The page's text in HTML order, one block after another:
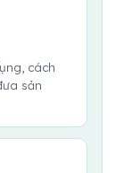
cách
sản